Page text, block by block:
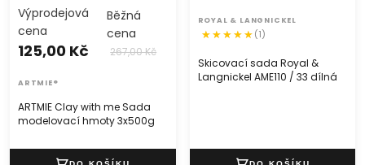
ARTMIE Clay with me Sada
modelovací hmoty 3x500g
Výprodejová
cena
125,00 Kč
Běžná
cena
267,00 Kč
ARTMIE®
Skicovací sada Royal &
Langnickel AME110 / 33 dílná
ROYAL & LANGNICKEL
(1)